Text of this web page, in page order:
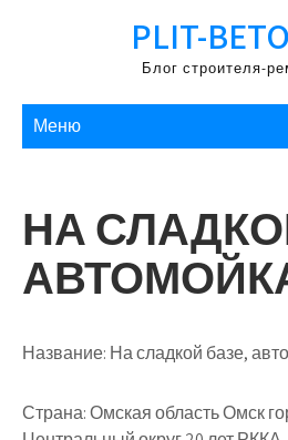
PLIT-
Блог строителя-
Меню
НА
Название: На сладкой базе,
Страна:Омская область Омск